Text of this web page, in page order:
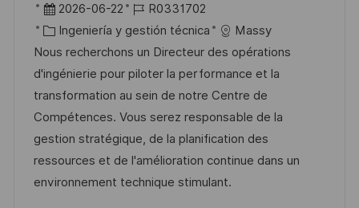
b
c
a
c
i
ó
n
F
e
c
h
a
d
e
p
u
2026-06-22
I
D
d
e
e
m
p
l
e
R0331702
C
a
t
e
g
o
r
í
Ingeniería y gestión técnica
Massy
Nous recherchons un Directeur des opérations
d'ingénierie pour piloter la performance et la
transformation au sein de notre Centre de
Compétences. Vous serez responsable de la
gestion stratégique, de la planification des
ressources et de l'amélioration continue dans un
environnement technique stimulant.